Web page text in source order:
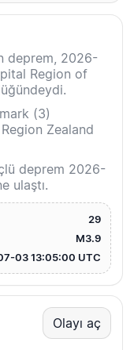
deprem, 2026-
Region of
(3)
Zealand
deprem 2026-
ulaştı.
29
M3.9
03 13:05:00 UTC
Olayı aç